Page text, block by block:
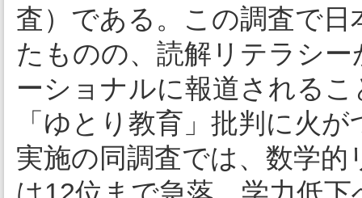
査）である。この調査で日
たものの、読解リテラシ
ーショナルに報道される
「ゆとり教育」批判に火
実施の同調査では、数学